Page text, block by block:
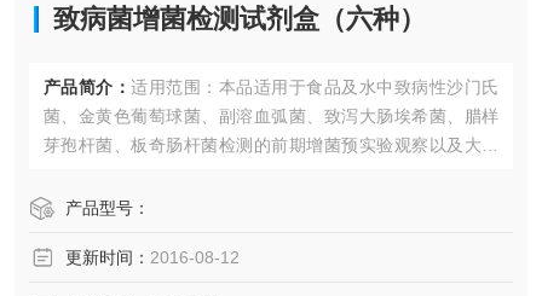
致病菌增菌检测试剂盒（六种）
产品简介： 适用范围：本品适用于食品及水中致病性沙门氏
菌、金黄色葡萄球菌、副溶血弧菌、致泻大肠埃希菌、腊样
芽孢杆菌、板奇肠杆菌检测的前期增菌预实验观察以及大肠
产品型号：
更新时间： 2016-08-12